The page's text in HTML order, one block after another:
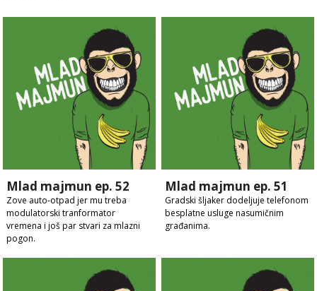
Mlad majmun ep. 52
Zove auto-otpad jer mu treba
modulatorski tranformator
vremena i još par stvari za mlazni
pogon.
Mlad majmun ep. 51
Gradski šljaker dodeljuje telefonom
besplatne usluge nasumičnim
građanima.